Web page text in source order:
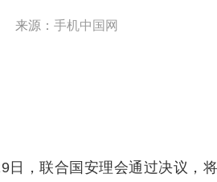
来源： 手机中国网
日，联合国安理会通过决议，